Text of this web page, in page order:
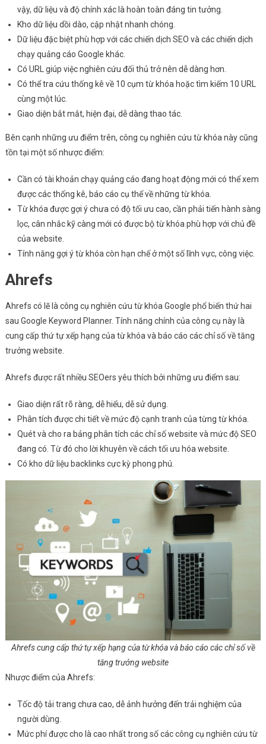
vậy, dữ liệu và độ chính xác là hoàn toàn đáng tin tưởng.
Kho dữ liệu dồi dào, cập nhật nhanh chóng.
Dữ liệu đặc biệt phù hợp với các chiến dịch SEO và các chiến dịch
chạy quảng cáo Google khác.
Có URL giúp việc nghiên cứu đối thủ trở nên dễ dàng hơn.
Có thể tra cứu thống kê về 10 cụm từ khóa hoặc tìm kiếm 10 URL
cùng một lúc.
Giao diện bắt mắt, hiện đại, dễ dàng thao tác.
Bên cạnh những ưu điểm trên, công cụ nghiên cứu từ khóa này cũng
tồn tại một số nhược điểm:
Cần có tài khoản chạy quảng cáo đang hoạt động mới có thể xem
được các thống kê, báo cáo cụ thể về những từ khóa.
Từ khóa được gợi ý chưa có độ tối ưu cao, cần phải tiến hành sàng
lọc, cân nhắc kỹ càng mới có được bộ từ khóa phù hợp với chủ đề
của website.
Tính năng gợi ý từ khóa còn hạn chế ở một số lĩnh vực, công việc.
Ahrefs
Ahrefs có lẽ là công cụ nghiên cứu từ khóa Google phổ biến thứ hai
sau Google Keyword Planner. Tính năng chính của công cụ này là
cung cấp thứ tự xếp hạng của từ khóa và báo cáo các chỉ số về tăng
trưởng website.
Ahrefs được rất nhiều SEOers yêu thích bởi những ưu điểm sau:
Giao diện rất rõ ràng, dễ hiểu, dễ sử dụng.
Phân tích được chi tiết về mức độ cạnh tranh của từng từ khóa.
Quét và cho ra bảng phân tích các chỉ số website và mức độ SEO
đang có. Từ đó cho lời khuyên về cách tối ưu hóa website.
Có kho dữ liệu backlinks cực kỳ phong phú.
Ahrefs cung cấp thứ tự xếp hạng của từ khóa và báo cáo các chỉ số về
tăng trưởng website
Nhược điểm của Ahrefs:
Tốc độ tải trang chưa cao, dễ ảnh hưởng đến trải nghiệm của
người dùng.
Mức phí được cho là cao nhất trong số các công cụ nghiên cứu từ